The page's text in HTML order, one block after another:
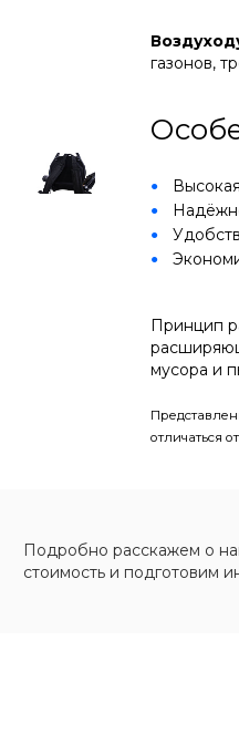
газонов,
Принцип
мусора и
отличаться
Подробно расскажем о
стоимость и подготовим